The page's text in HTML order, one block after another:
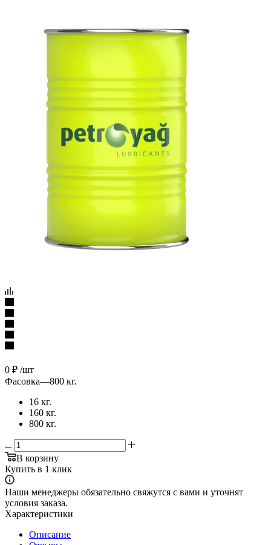
0 ₽ /шт
Фасовка—800 кг.
16 кг.
160 кг.
800 кг.
В корзину
Купить в 1 клик
Наши менеджеры обязательно свяжутся с вами и уточнят
условия заказа.
Характеристики
Описание